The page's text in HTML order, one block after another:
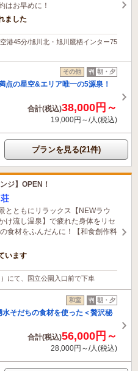
はお早めに！
います
ました
港45分/旭川北・旭川鷹栖インター75
その他 朝・夕
点の星空&エリア唯一の5源泉！
合計(税込)38,000円～
19,000円～/人(税込)
プランを見る(21件)
ジ】OPEN！
とともにリラックス【NEWラウ
け流し温泉】で疲れた身体をリセ
食材をふんだんに！【和食創作料
います
にて、国立公園入口前で下車
和室 朝・夕
水そだちの食材を使った＜贅沢秘
合計(税込)56,000円～
28,000円～/人(税込)